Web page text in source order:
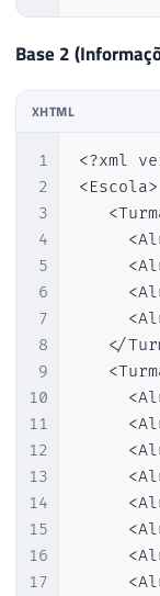
Base 2
XHTML
1
2
3
4
5
6
7
8
9
10
11
12
13
14
15
16
17
<?xml
<Escola>
</